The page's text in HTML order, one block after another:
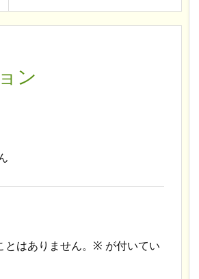
ン
はありません。 ※ が付いてい